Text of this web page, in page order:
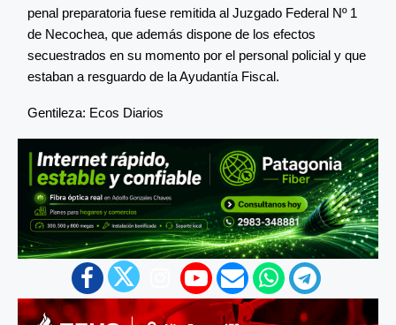
penal preparatoria fuese remitida al Juzgado Federal Nº 1
de Necochea, que además dispone de los efectos
secuestrados en su momento por el personal policial y que
estaban a resguardo de la Ayudantía Fiscal.
Gentileza: Ecos Diarios